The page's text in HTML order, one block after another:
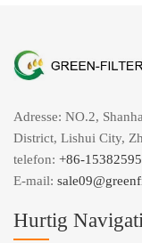
Adresse: NO.2,
District, Lishui City,
telefon: +86-
E-mail:
Hurtig